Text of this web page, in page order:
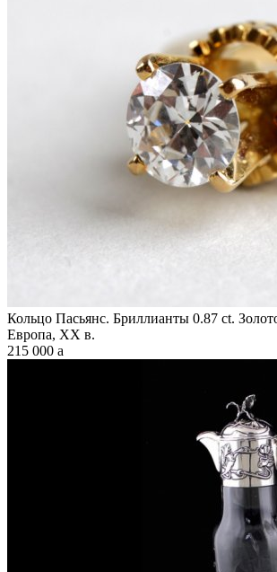
Кольцо Пасьянс. Бриллианты 0.87 ct.
Европа, XX в.
215 000 a